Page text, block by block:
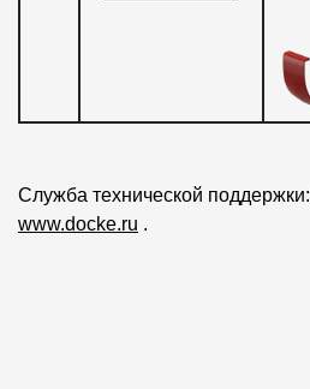
Служба технической поддержки:
www.docke.ru .